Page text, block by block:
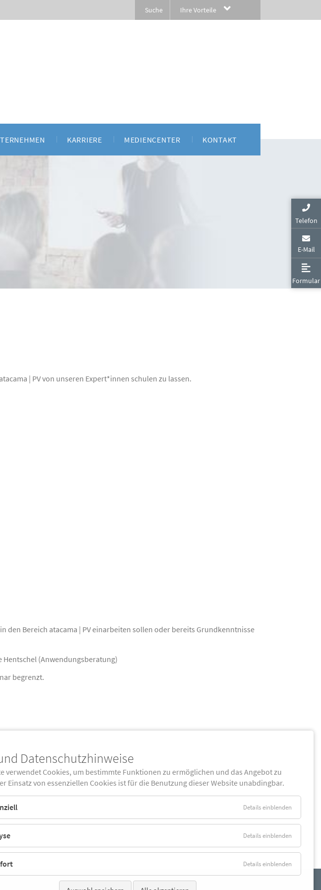
Ihre Vorteile
KARRIERE MEDIENCENTER
atacama | Produkt-Roadmap
Datenblätter
KONTAKT
| PV von unseren Expert*innen schulen zu lassen.
Bereich atacama | PV einarbeiten sollen oder bereits Grundkenntnisse
(Anwendungsberatung)
begrenzt.
Telefon
E-Mail
Formular
Datenschutzhinweise
verwendet Cookies, um bestimmte Funktionen zu ermöglichen und das Angebot zu
Einsatz von essenziellen Cookies ist für die Benutzung dieser Website unabdingbar.
Details einblenden
Details einblenden
Details einblenden